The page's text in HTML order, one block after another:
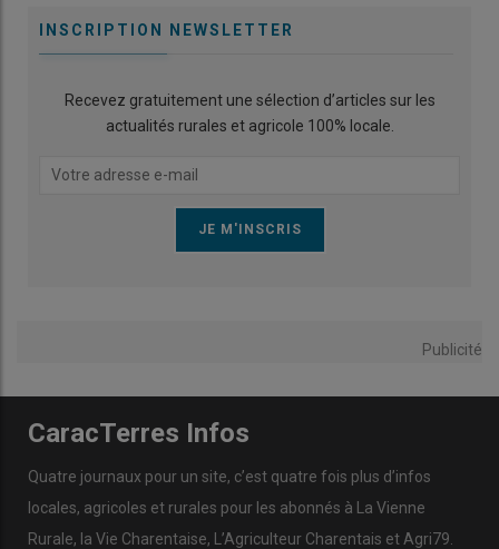
INSCRIPTION NEWSLETTER
Recevez gratuitement une sélection d’articles sur les
actualités rurales et agricole 100% locale.
Publicité
CaracTerres Infos
Quatre journaux pour un site, c’est quatre fois plus d’infos
locales, agricoles et rurales pour les abonnés à La Vienne
Rurale, la Vie Charentaise, L’Agriculteur Charentais et Agri79.